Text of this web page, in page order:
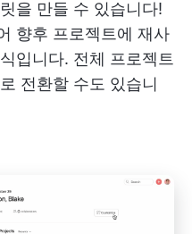
을 만들 수 있습니다!
향후 프로젝트에 재사
입니다. 전체 프로젝트
전환할 수도 있습니